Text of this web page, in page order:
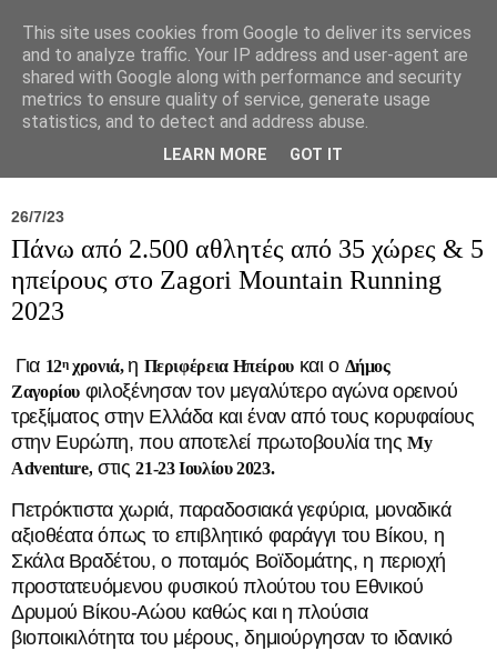
Σύλλογος Ιπποκράτειος
26/7/23
Πάνω από 2.500 αθλητές από 35 χώρες & 5
ηπείρους στο Zagori Mountain Running
2023
Για 12ηχρονιά, η Περιφέρεια Ηπείρου και ο Δήμος
Ζαγορίου φιλοξένησαν τον μεγαλύτερο αγώνα ορεινού
τρεξίματος στην Ελλάδα και έναν από τους κορυφαίους
στην Ευρώπη, που αποτελεί πρωτοβουλία της My
Adventure, στις 21-23 Ιουλίου 2023.
Πετρόκτιστα χωριά, παραδοσιακά γεφύρια, μοναδικά
αξιοθέατα όπως το επιβλητικό φαράγγι του Βίκου, η
Σκάλα Βραδέτου, ο ποταμός Βοϊδομάτης, η περιοχή
προστατευόμενου φυσικού πλούτου του Εθνικού
Δρυμού Βίκου-Αώου καθώς και η πλούσια
βιοποικιλότητα του μέρους, δημιούργησαν το ιδανικό
This site uses cookies from Google to deliver its services
and to analyze traffic. Your IP address and user-agent are
shared with Google along with performance and security
metrics to ensure quality of service, generate usage
statistics, and to detect and address abuse.
LEARN MORE GOT IT